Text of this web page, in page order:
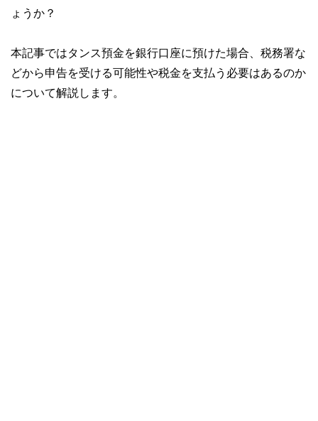
ょうか？
本記事ではタンス預金を銀行口座に預けた場合、税務署な
どから申告を受ける可能性や税金を支払う必要はあるのか
について解説します。